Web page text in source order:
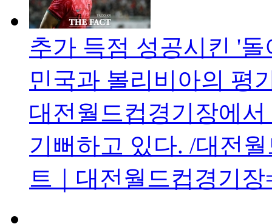
추가 득점 성공시킨 '
민국과 볼리비아의 평
대전월드컵경기장에
기뻐하고 있다. /대전
트｜대전월드컵경기장